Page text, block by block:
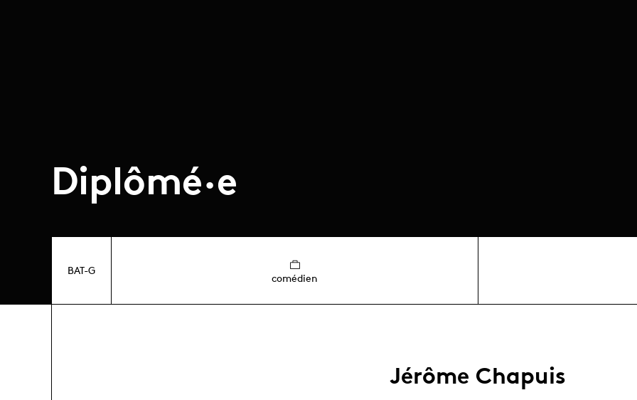
Diplômé·e
BAT-G
comédien
Jérôme Chapuis